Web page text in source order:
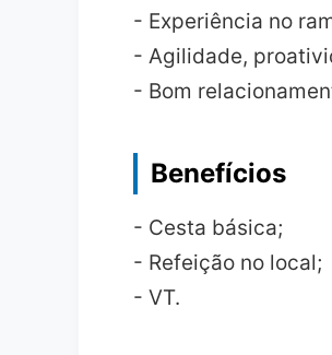
- Experiência no
- Agilidade,
- Bom
Benefícios
- Cesta básica;
- Refeição no local;
- VT.